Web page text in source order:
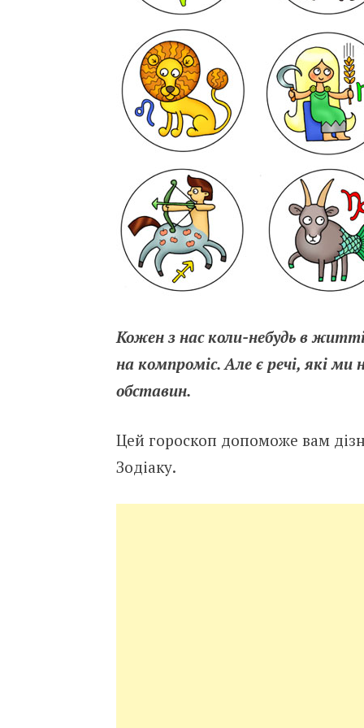
Кожен з нас коли-небудь в
на компроміс. Але є речі, які ми
обставин.
Цей гороскоп допоможе вам
Зодіаку.